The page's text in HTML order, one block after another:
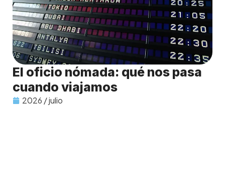
El oficio nómada: qué nos pasa
cuando viajamos
2026 / julio